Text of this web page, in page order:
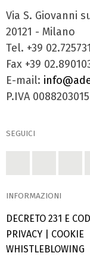
Via S. Giovanni
20121 - Milano
Tel. +39
Fax +39
E-mail:
P.IVA
SEGUICI
INFORMAZIONI
DECRETO 231 E
PRIVACY
COOKIE
WHISTLEBLOWING